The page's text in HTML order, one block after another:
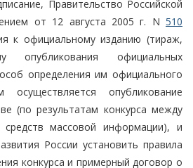
Правительство Российской
от 12 августа 2005 г. N 510
к официальному изданию (тираж,
опубликования официальных
определения им официального
опубликование
(по результатам конкурса между
средств массовой информации), и
России установить правила
конкурса и примерный договор о